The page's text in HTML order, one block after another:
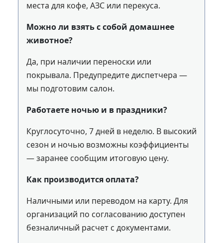
места для кофе, АЗС или перекуса.
Можно ли взять с собой домашнее
животное?
Да, при наличии переноски или
покрывала. Предупредите диспетчера —
мы подготовим салон.
Работаете ночью и в праздники?
Круглосуточно, 7 дней в неделю. В высокий
сезон и ночью возможны коэффициенты
— заранее сообщим итоговую цену.
Как производится оплата?
Наличными или переводом на карту. Для
организаций по согласованию доступен
безналичный расчет с документами.